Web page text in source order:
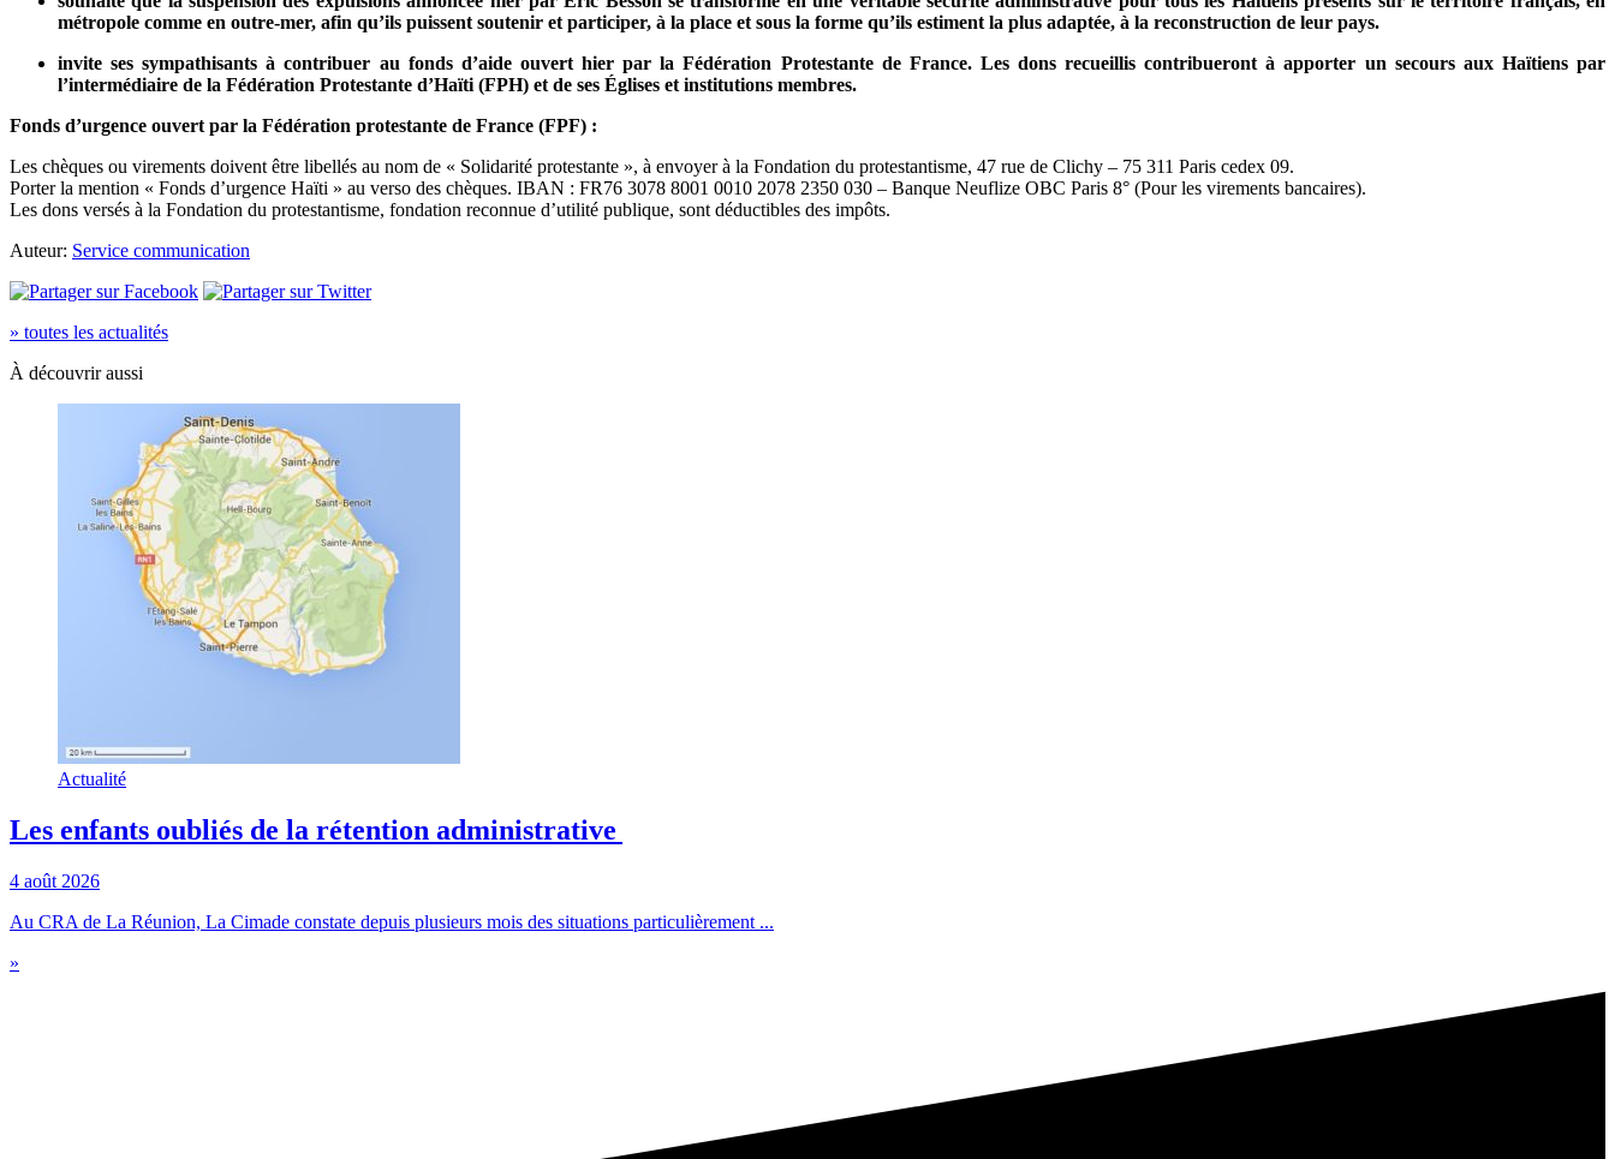
métropole comme en outre-mer, afin qu’ils puissent soutenir et participer, à la place et sous la forme qu’ils estiment la plus adaptée, à la reconstruction de leur pays.
invite ses sympathisants à contribuer au fonds d’aide ouvert hier par la Fédération Protestante de France. Les dons recueillis contribueront à apporter un secours aux Haïtiens par
l’intermédiaire de la Fédération Protestante d’Haïti (FPH) et de ses Églises et institutions membres.
Fonds d’urgence ouvert par la Fédération protestante de France (FPF) :
Les chèques ou virements doivent être libellés au nom de « Solidarité protestante », à envoyer à la Fondation du protestantisme, 47 rue de Clichy – 75 311 Paris cedex 09.
Porter la mention « Fonds d’urgence Haïti » au verso des chèques. IBAN : FR76 3078 8001 0010 2078 2350 030 – Banque Neuflize OBC Paris 8° (Pour les virements bancaires).
Les dons versés à la Fondation du protestantisme, fondation reconnue d’utilité publique, sont déductibles des impôts.
Auteur: Service communication
» toutes les actualités
À découvrir aussi
Actualité
Les enfants oubliés de la rétention administrative
4 août 2026
Au CRA de La Réunion, La Cimade constate depuis plusieurs mois des situations particulièrement ...
»